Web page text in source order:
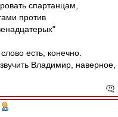
спартанцам,
против
есть, конечно.
Владимир, наверное,